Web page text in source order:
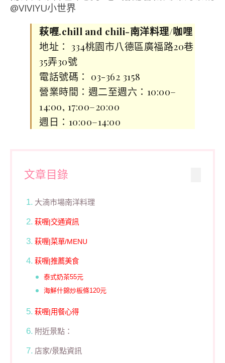
萩喱.chill and chili-南洋料理/咖哩
地址： 334桃園市八德區廣福路20巷
35弄30號
電話號碼： 03-362 3158
營業時間：週二至週六：10:00–
14:00, 17:00–20:00
週日：10:00–14:00
文章目錄
大湳市場南洋料理
萩喱|交通資訊
萩喱|菜單/MENU
萩喱|推薦美食
泰式奶茶55元
海鮮什錦炒板條120元
萩喱|用餐心得
附近景點：
店家/景點資訊